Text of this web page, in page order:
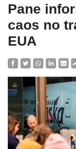
Pane
caos no
EUA